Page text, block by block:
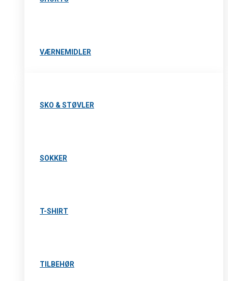
VÆRNEMIDLER
SKO & STØVLER
SOKKER
T-SHIRT
TILBEHØR